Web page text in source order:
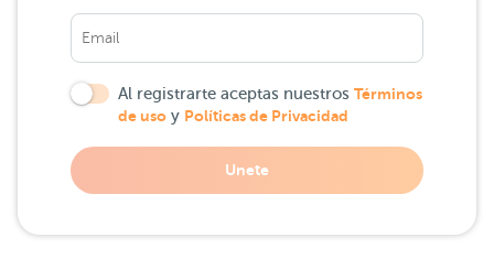
Al registrarte aceptas nuestros Términos
de uso y Políticas de Privacidad
Unete